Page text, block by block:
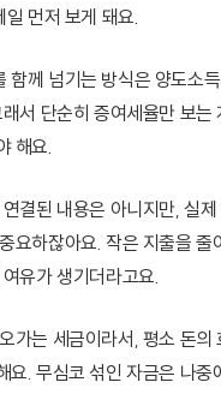
먼저 보게 돼요.
함께 넘기는 방식은 양도소
서 단순히 증여세율만 보는
해요.
결된 내용은 아니지만, 실
요하잖아요. 작은 지출을 줄
유가 생기더라고요.
가는 세금이라서, 평소 돈의
요. 무심코 섞인 자금은 나중